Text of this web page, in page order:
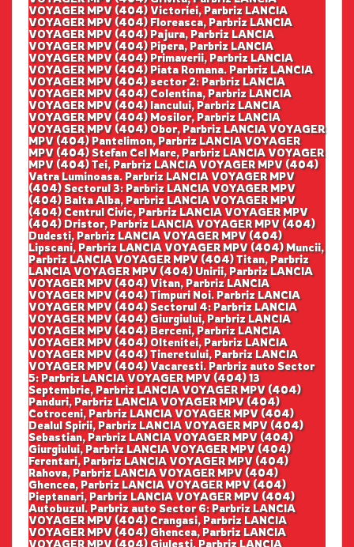
VOYAGER MPV (404) Victoriei, Parbriz LANCIA
VOYAGER MPV (404) Floreasca, Parbriz LANCIA
VOYAGER MPV (404) Pajura, Parbriz LANCIA
VOYAGER MPV (404) Pipera, Parbriz LANCIA
VOYAGER MPV (404) Primaverii, Parbriz LANCIA
VOYAGER MPV (404) Piata Romana. Parbriz LANCIA
VOYAGER MPV (404) sector 2: Parbriz LANCIA
VOYAGER MPV (404) Colentina, Parbriz LANCIA
VOYAGER MPV (404) Iancului, Parbriz LANCIA
VOYAGER MPV (404) Mosilor, Parbriz LANCIA
VOYAGER MPV (404) Obor, Parbriz LANCIA VOYAGER
MPV (404) Pantelimon, Parbriz LANCIA VOYAGER
MPV (404) Stefan Cel Mare, Parbriz LANCIA VOYAGER
MPV (404) Tei, Parbriz LANCIA VOYAGER MPV (404)
Vatra Luminoasa. Parbriz LANCIA VOYAGER MPV
(404) Sectorul 3: Parbriz LANCIA VOYAGER MPV
(404) Balta Alba, Parbriz LANCIA VOYAGER MPV
(404) Centrul Civic, Parbriz LANCIA VOYAGER MPV
(404) Dristor, Parbriz LANCIA VOYAGER MPV (404)
Dudesti, Parbriz LANCIA VOYAGER MPV (404)
Lipscani, Parbriz LANCIA VOYAGER MPV (404) Muncii,
Parbriz LANCIA VOYAGER MPV (404) Titan, Parbriz
LANCIA VOYAGER MPV (404) Unirii, Parbriz LANCIA
VOYAGER MPV (404) Vitan, Parbriz LANCIA
VOYAGER MPV (404) Timpuri Noi. Parbriz LANCIA
VOYAGER MPV (404) Sectorul 4: Parbriz LANCIA
VOYAGER MPV (404) Giurgiului, Parbriz LANCIA
VOYAGER MPV (404) Berceni, Parbriz LANCIA
VOYAGER MPV (404) Oltenitei, Parbriz LANCIA
VOYAGER MPV (404) Tineretului, Parbriz LANCIA
VOYAGER MPV (404) Vacaresti. Parbriz auto Sector
5: Parbriz LANCIA VOYAGER MPV (404) 13
Septembrie, Parbriz LANCIA VOYAGER MPV (404)
Panduri, Parbriz LANCIA VOYAGER MPV (404)
Cotroceni, Parbriz LANCIA VOYAGER MPV (404)
Dealul Spirii, Parbriz LANCIA VOYAGER MPV (404)
Sebastian, Parbriz LANCIA VOYAGER MPV (404)
Giurgiului, Parbriz LANCIA VOYAGER MPV (404)
Ferentari, Parbriz LANCIA VOYAGER MPV (404)
Rahova, Parbriz LANCIA VOYAGER MPV (404)
Ghencea, Parbriz LANCIA VOYAGER MPV (404)
Pieptanari, Parbriz LANCIA VOYAGER MPV (404)
Autobuzul. Parbriz auto Sector 6: Parbriz LANCIA
VOYAGER MPV (404) Crangasi, Parbriz LANCIA
VOYAGER MPV (404) Ghencea, Parbriz LANCIA
VOYAGER MPV (404) Giulesti, Parbriz LANCIA